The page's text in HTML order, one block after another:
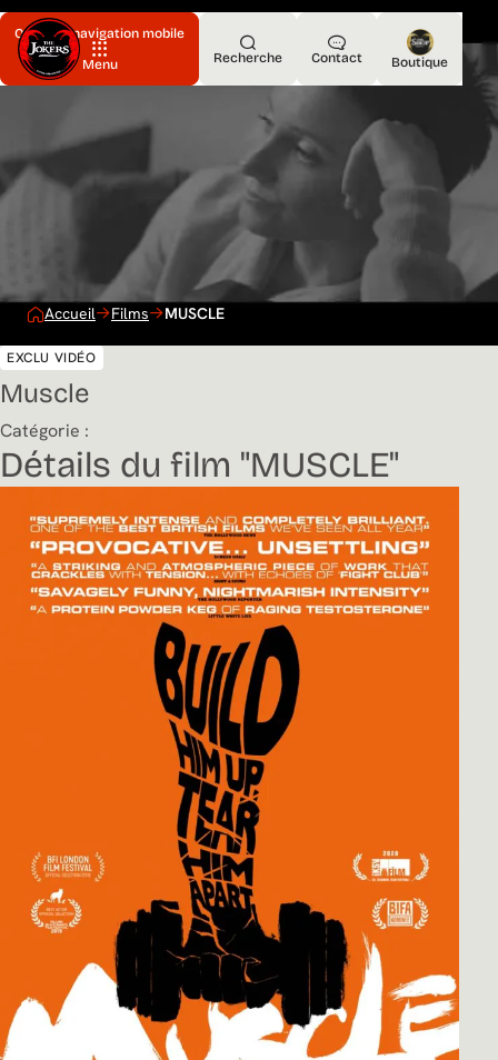
Ouvrir la navigation mobile
Menu
Recherche Contact Boutique
Muscle
Catégorie :
EXCLU VIDÉO
Accueil Films MUSCLE
Détails du film "MUSCLE"